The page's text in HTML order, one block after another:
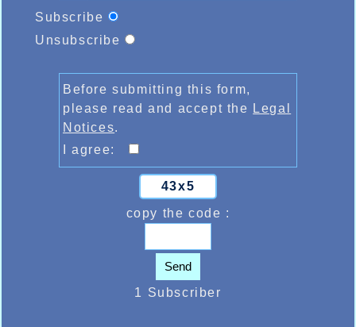
Subscribe
Unsubscribe
Before submitting this form,
please read and accept the Legal
Notices.
I agree:
43x5
copy the code :
Send
1 Subscriber